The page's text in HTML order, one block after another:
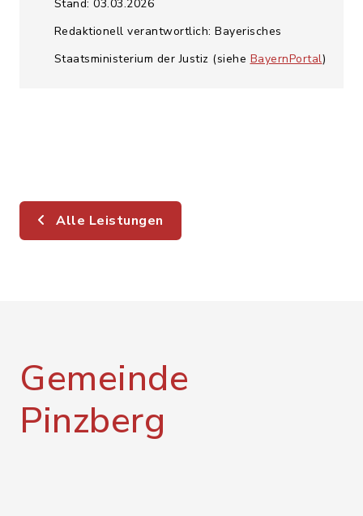
Stand: 03.03.2026
Redaktionell verantwortlich: Bayerisches
Staatsministerium der Justiz (siehe BayernPortal)
Alle Leistungen
Gemeinde
Pinzberg